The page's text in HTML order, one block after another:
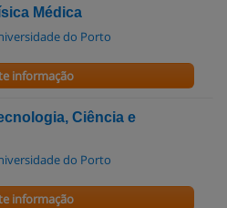
Médica
do Porto
informação
Ciência e
do Porto
informação